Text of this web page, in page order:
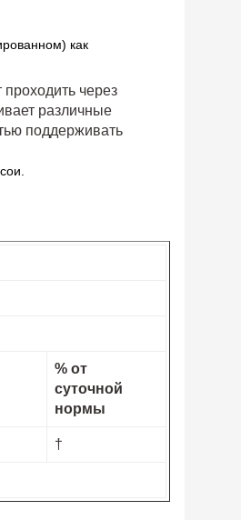
как
через
различные
поддерживать
% от
суточной
нормы
†